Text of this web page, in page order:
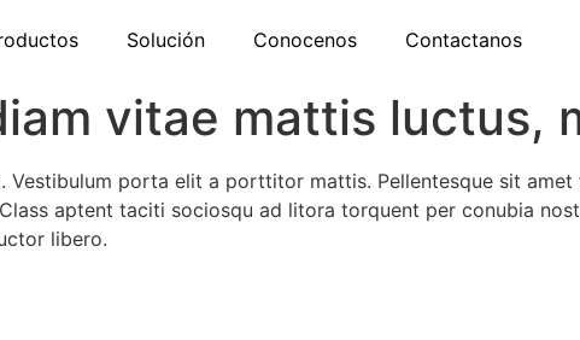
Solución Conocenos Contactanos
vitae mattis luctus,
porta elit a porttitor mattis. Pellentesque sit amet
aptent taciti sociosqu ad litora torquent per conubia
libero.